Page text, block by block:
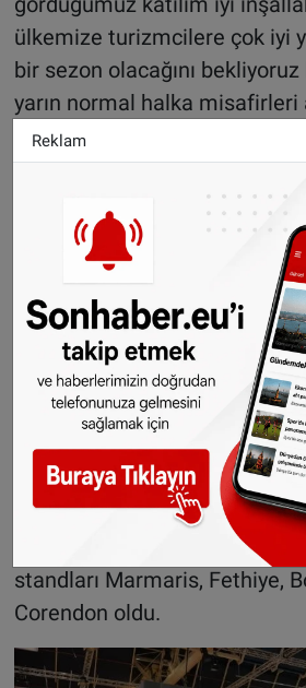
ülkemize turizmcilere çok iyi
bir sezon olacağını bekliyoruz
yarın normal halka misafirleri
resmi protokol tarafı yapılıyor
baktığımızda demek ki yarın
sezon iyi bir sezon olacağına
otel olarak Hollanda‘daki
Türklere bir mesajınız var mı
Fethiye Bodrum’a orayı
tabii ki şirketimizin ana
Hollanda’da olması
büyük etken biz
yeni sürprizler bekliyor. Orka
yeni yatırımlarla
arkadaşlarımız bekliyoruz”
Utrecht Turizm fuarının en
standları Marmaris, Fethiye,
Corendon oldu.
Reklam